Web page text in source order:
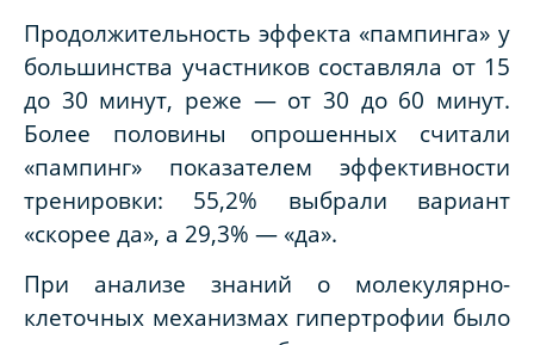
Продолжительность эффекта «пампинга» у
большинства участников составляла от 15
до 30 минут, реже — от 30 до 60 минут.
Более половины опрошенных считали
«пампинг» показателем эффективности
тренировки: 55,2% выбрали вариант
«скорее да», а 29,3% — «да».
При анализе знаний о молекулярно-
клеточных механизмах гипертрофии было